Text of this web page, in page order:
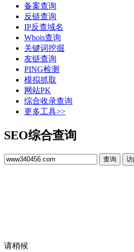
备案查询
反链查询
IP反查域名
Whois查询
关键词挖掘
友链查询
PING检测
模拟抓取
网站PK
综合收录查询
更多工具>>
SEO综合查询
请稍候